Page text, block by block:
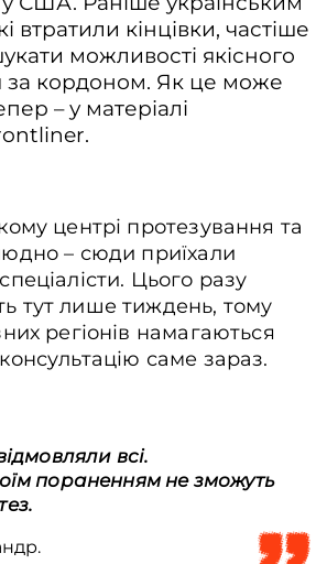
втратили кінцівки, частіше
можливості якісного
за кордоном. Як це може
– у матеріалі
центрі протезування та
– сюди приїхали
Цього разу
тут лише тиждень, тому
регіонів намагаються
саме зараз.
всі.
пораненням не зможуть